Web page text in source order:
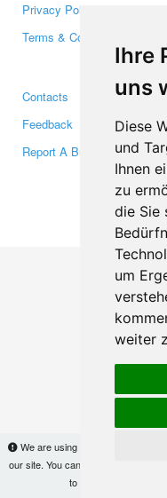
Ihre
uns
Diese
und
Ihnen
zu
die Sie
um
weiter
We are using cookies to provide
our site. You can find out more
to use the site without
Privacy Policy
Terms & Conditions
Contacts
Feedback
Report A Bug
Makis